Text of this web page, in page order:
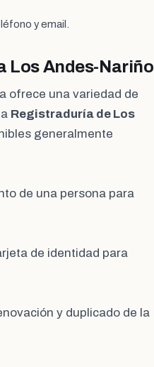
y email.
Los Andes-Nariño
ofrece una variedad de
Registraduría de Los
generalmente
de una persona para
de identidad para
y duplicado de la